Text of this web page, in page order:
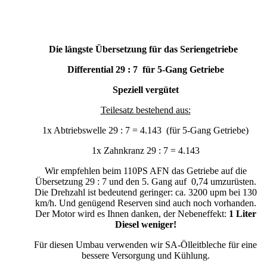
Die längste Übersetzung für das Seriengetriebe
Differential 29 : 7 für 5-Gang Getriebe
Speziell vergütet
Teilesatz bestehend aus:
1x Abtriebswelle 29 : 7 = 4.143 (für 5-Gang Getriebe)
1x Zahnkranz 29 : 7 = 4.143
Wir empfehlen beim 110PS AFN das Getriebe auf die
Übersetzung 29 : 7 und den 5. Gang auf 0,74 umzurüsten.
Die Drehzahl ist bedeutend geringer: ca. 3200 upm bei 130
km/h. Und genügend Reserven sind auch noch vorhanden.
Der Motor wird es Ihnen danken, der Nebeneffekt: 1 Liter
Diesel weniger!
Für diesen Umbau verwenden wir SA-Ölleitbleche für eine
bessere Versorgung und Kühlung.